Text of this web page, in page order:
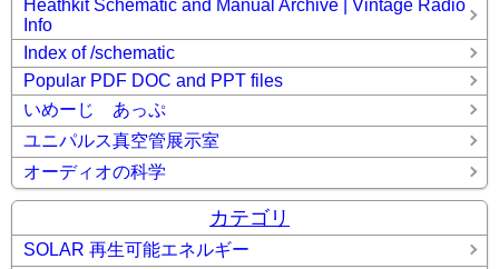
Heathkit Schematic and Manual Archive | Vintage Radio
Info
Index of /schematic
Popular PDF DOC and PPT files
いめーじ あっぷ
ユニパルス真空管展示室
オーディオの科学
カテゴリ
SOLAR 再生可能エネルギー